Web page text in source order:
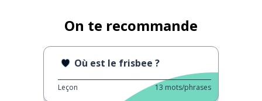
On te recommande
Où est le frisbee ?
Leçon 13 mots/phrases